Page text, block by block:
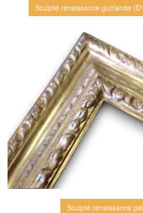
Sculpté renaissance guirlande
Sculpté renaissance